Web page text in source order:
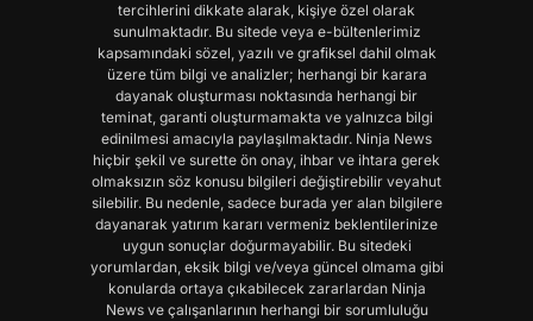
tercihlerini dikkate alarak, kişiye özel olarak
sunulmaktadır. Bu sitede veya e-bültenlerimiz
kapsamındaki sözel, yazılı ve grafiksel dahil olmak
üzere tüm bilgi ve analizler; herhangi bir karara
dayanak oluşturması noktasında herhangi bir
teminat, garanti oluşturmamakta ve yalnızca bilgi
edinilmesi amacıyla paylaşılmaktadır. Ninja News
hiçbir şekil ve surette ön onay, ihbar ve ihtara gerek
olmaksızın söz konusu bilgileri değiştirebilir veyahut
silebilir. Bu nedenle, sadece burada yer alan bilgilere
dayanarak yatırım kararı vermeniz beklentilerinize
uygun sonuçlar doğurmayabilir. Bu sitedeki
yorumlardan, eksik bilgi ve/veya güncel olmama gibi
konularda ortaya çıkabilecek zararlardan Ninja
News ve çalışanlarının herhangi bir sorumluluğu